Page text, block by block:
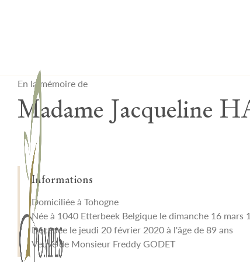
En la mémoire de
Madame Jacqueline
Informations
Domiciliée à Tohogne
Née à 1040 Etterbeek Belgique le dimanche 16 mars
Décédée le jeudi 20 février 2020 à l'âge de 89 ans
Veuve de Monsieur Freddy GODET